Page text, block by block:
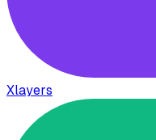
Xlayers